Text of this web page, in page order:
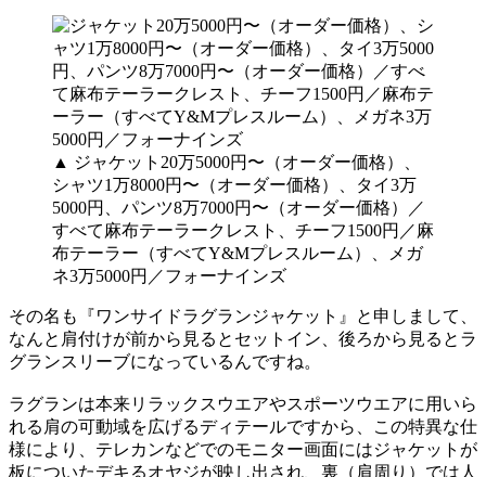
▲ ジャケット20万5000円〜（オーダー価格）、
シャツ1万8000円〜（オーダー価格）、タイ3万
5000円、パンツ8万7000円〜（オーダー価格）／
すべて麻布テーラークレスト、チーフ1500円／麻
布テーラー（すべてY&Mプレスルーム）、メガ
ネ3万5000円／フォーナインズ
その名も『ワンサイドラグランジャケット』と申しまして、
なんと肩付けが前から見るとセットイン、後ろから見るとラ
グランスリーブになっているんですね。
ラグランは本来リラックスウエアやスポーツウエアに用いら
れる肩の可動域を広げるディテールですから、この特異な仕
様により、テレカンなどでのモニター画面にはジャケットが
板についたデキるオヤジが映し出され、裏（肩周り）では人